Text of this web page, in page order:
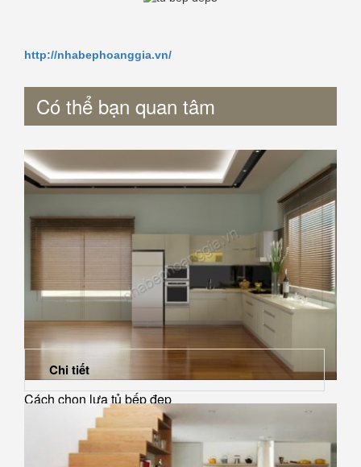
http://nhabephoanggia.vn/
Có thể bạn quan tâm
Cách chọn lựa tủ bếp đẹp
Chi tiết